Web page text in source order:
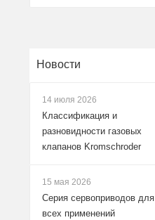
Новости
14 июля 2026
Классификация и
разновидности газовых
клапанов Kromschroder
15 мая 2026
Серия сервоприводов для
всех применений